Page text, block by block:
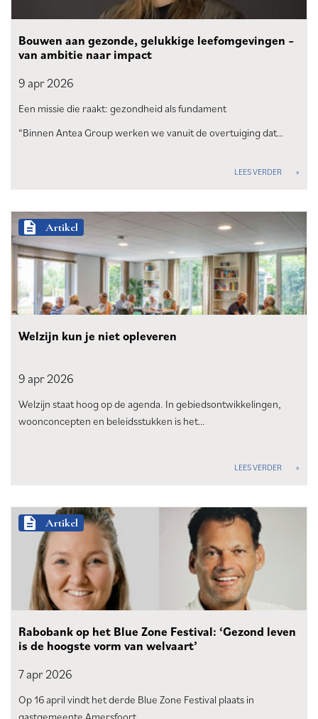
Bouwen aan gezonde, gelukkige leefomgevingen –
van ambitie naar impact
9 apr2026
Een missie die raakt: gezondheid als fundament
“Binnen Antea Group werken we vanuit de overtuiging dat…
LEES VERDER
description Artikel
Welzijn kun je niet opleveren
9 apr2026
Welzijn staat hoog op de agenda. In gebiedsontwikkelingen,
woonconcepten en beleidsstukken is het…
LEES VERDER
description Artikel
Rabobank op het Blue Zone Festival: ‘Gezond leven
is de hoogste vorm van welvaart’
7 apr2026
Op 16 april vindt het derde Blue Zone Festival plaats in